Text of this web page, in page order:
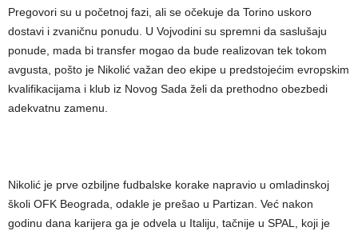
Pregovori su u početnoj fazi, ali se očekuje da Torino uskoro
dostavi i zvaničnu ponudu. U Vojvodini su spremni da saslušaju
ponude, mada bi transfer mogao da bude realizovan tek tokom
avgusta, pošto je Nikolić važan deo ekipe u predstojećim evropskim
kvalifikacijama i klub iz Novog Sada želi da prethodno obezbedi
adekvatnu zamenu.
Nikolić je prve ozbiljne fudbalske korake napravio u omladinskoj
školi OFK Beograda, odakle je prešao u Partizan. Već nakon
godinu dana karijera ga je odvela u Italiju, tačnije u SPAL, koji je